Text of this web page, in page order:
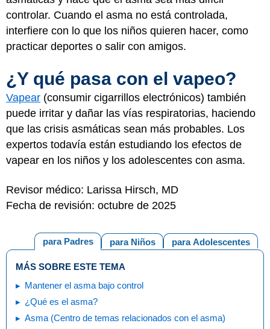
controlar. Cuando el asma no está controlada,
interfiere con lo que los niños quieren hacer, como
practicar deportes o salir con amigos.
¿Y qué pasa con el vapeo?
Vapear (consumir cigarrillos electrónicos) también
puede irritar y dañar las vías respiratorias, haciendo
que las crisis asmáticas sean más probables. Los
expertos todavía están estudiando los efectos de
vapear en los niños y los adolescentes con asma.
Revisor médico: Larissa Hirsch, MD
Fecha de revisión: octubre de 2025
para Adolescentes
para Niños
para Padres
MÁS SOBRE ESTE TEMA
Mantener el asma bajo control
¿Qué es el asma?
Asma (Centro de temas relacionados con el asma)